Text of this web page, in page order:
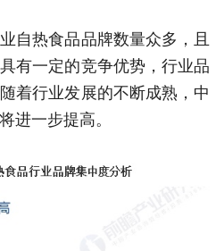
自热食品品牌数量众多，且
有一定的竞争优势，行业品
着行业发展的不断成熟，中
进一步提高。